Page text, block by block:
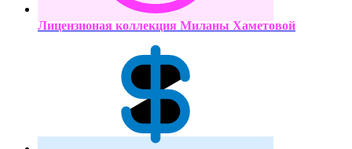
Лицензионая коллекция Миланы Хаметовой